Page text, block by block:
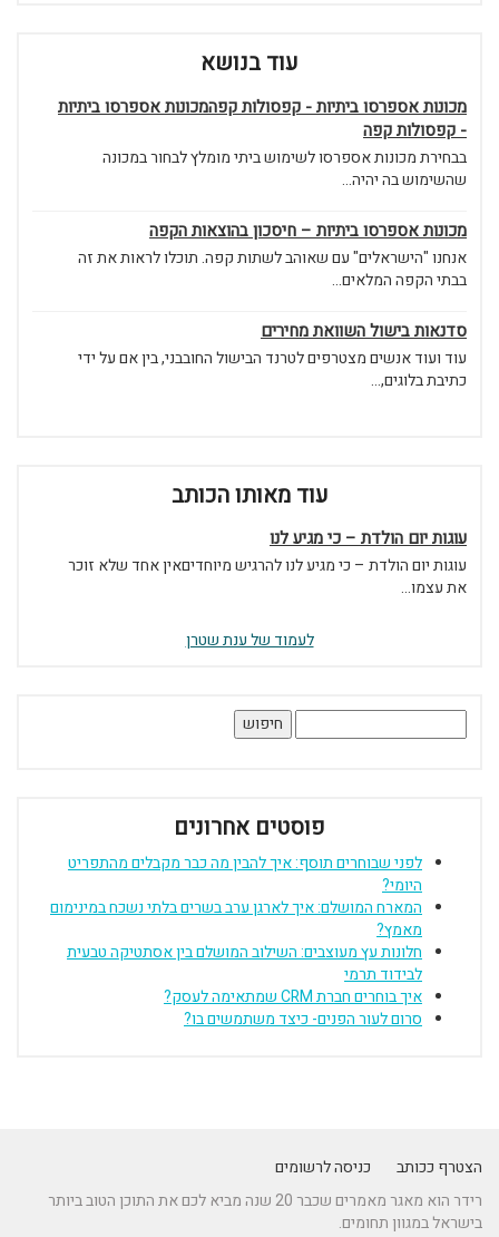
עוד בנושא
מכונות אספרסו ביתיות - קפסולות קפהמכונות אספרסו ביתיות
- קפסולות קפה
בבחירת מכונות אספרסו לשימוש ביתי מומלץ לבחור במכונה
שהשימוש בה יהיה...
מכונות אספרסו ביתיות – חיסכון בהוצאות הקפה
אנחנו "הישראלים" עם שאוהב לשתות קפה. תוכלו לראות את זה
בבתי הקפה המלאים...
סדנאות בישול השוואת מחירים
עוד ועוד אנשים מצטרפים לטרנד הבישול החובבני, בין אם על ידי
כתיבת בלוגים,...
עוד מאותו הכותב
עוגות יום הולדת – כי מגיע לנו
עוגות יום הולדת – כי מגיע לנו להרגיש מיוחדיםאין אחד שלא זוכר
את עצמו...
לעמוד של ענת שטרן
פוסטים אחרונים
לפני שבוחרים תוסף: איך להבין מה כבר מקבלים מהתפריט
היומי?
המארח המושלם: איך לארגן ערב בשרים בלתי נשכח במינימום
מאמץ?
חלונות עץ מעוצבים: השילוב המושלם בין אסתטיקה טבעית
לבידוד תרמי
איך בוחרים חברת CRM שמתאימה לעסק?
סרום לעור הפנים- כיצד משתמשים בו?
הצטרף ככותב
כניסה לרשומים
רידר הוא מאגר מאמרים שכבר 20 שנה מביא לכם את התוכן הטוב ביותר
בישראל במגוון תחומים.